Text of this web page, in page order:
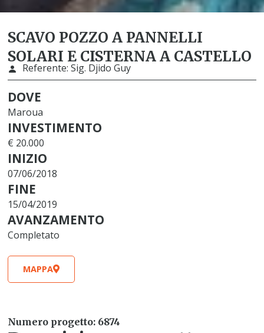
SCAVO POZZO A PANNELLI
SOLARI E CISTERNA A CASTELLO
Referente:Sig. Djido Guy
DOVE
Maroua
INVESTIMENTO
€ 20.000
INIZIO
07/06/2018
FINE
15/04/2019
AVANZAMENTO
Completato
MAPPA
Numero progetto: 6874